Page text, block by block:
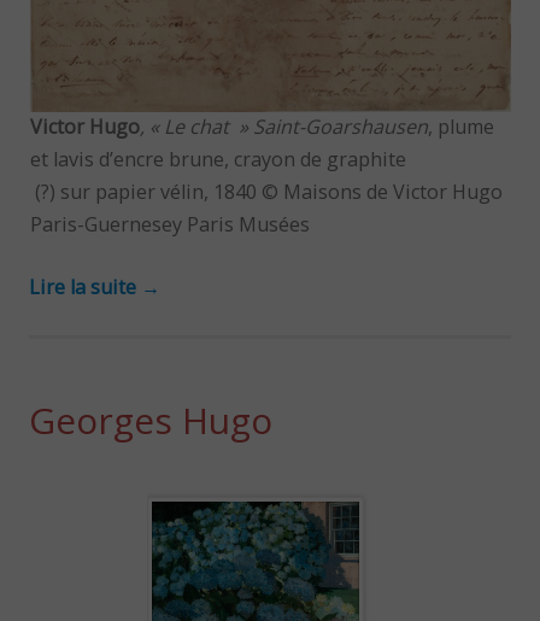
Victor Hugo, « Le chat » Saint-Goarshausen, plume
et lavis d’encre brune, crayon de graphite
(?) sur papier vélin, 1840 © Maisons de Victor Hugo
Paris-Guernesey Paris Musées
Lire la suite →
Georges Hugo